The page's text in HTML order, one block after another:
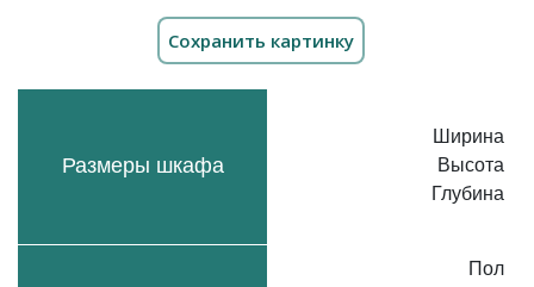
Размеры шкафа
Ширина
Высота
Глубина
Пол